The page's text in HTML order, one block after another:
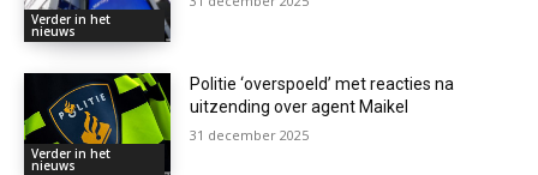
Verder in het
nieuws
Verder in het
nieuws
Politie ‘overspoeld’ met reacties na
uitzending over agent Maikel
31 december 2025